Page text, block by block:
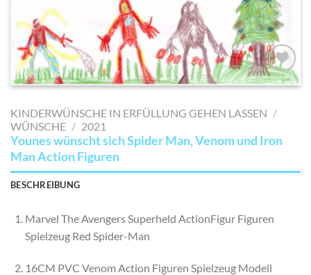
AUF MEINE
SETZEN
KINDERWÜNSCHE IN ERFÜLLUNG GEHEN LASSEN /
WÜNSCHE / 2021
Younes wünscht sich Spider Man, Venom und Iron
Man Action Figuren
BESCHREIBUNG
Marvel The Avengers Superheld ActionFigur Figuren
Spielzeug Red Spider-Man
16CM PVC Venom Action Figuren Spielzeug Modell